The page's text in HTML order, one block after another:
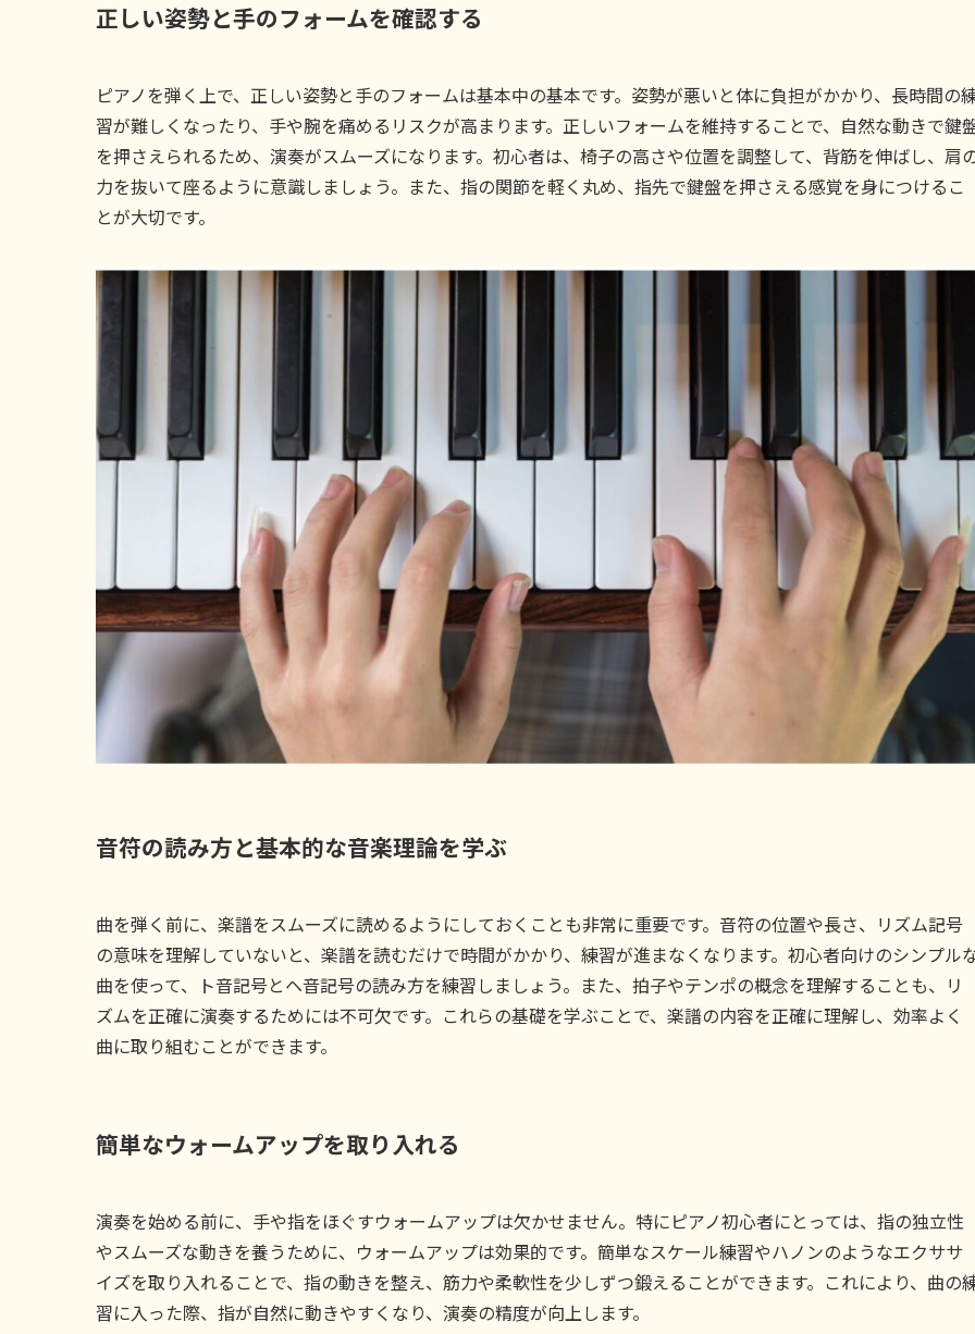
正しい姿勢と手のフォームを確認する
ピアノを弾く上で、正しい姿勢と手のフォームは基本中の基本です。姿勢が悪いと体に負担がかかり、長時間の
習が難しくなったり、手や腕を痛めるリスクが高まります。正しいフォームを維持することで、自然な動きで鍵
を押さえられるため、演奏がスムーズになります。初心者は、椅子の高さや位置を調整して、背筋を伸ばし、肩
力を抜いて座るように意識しましょう。また、指の関節を軽く丸め、指先で鍵盤を押さえる感覚を身につけるこ
とが大切です。
音符の読み方と基本的な音楽理論を学ぶ
曲を弾く前に、楽譜をスムーズに読めるようにしておくことも非常に重要です。音符の位置や長さ、リズム記号
の意味を理解していないと、楽譜を読むだけで時間がかかり、練習が進まなくなります。初心者向けのシンプル
曲を使って、ト音記号とヘ音記号の読み方を練習しましょう。また、拍子やテンポの概念を理解することも、リ
ズムを正確に演奏するためには不可欠です。これらの基礎を学ぶことで、楽譜の内容を正確に理解し、効率よく
曲に取り組むことができます。
簡単なウォームアップを取り入れる
演奏を始める前に、手や指をほぐすウォームアップは欠かせません。特にピアノ初心者にとっては、指の独立性
やスムーズな動きを養うために、ウォームアップは効果的です。簡単なスケール練習やハノンのようなエクササ
イズを取り入れることで、指の動きを整え、筋力や柔軟性を少しずつ鍛えることができます。これにより、曲の
習に入った際、指が自然に動きやすくなり、演奏の精度が向上します。